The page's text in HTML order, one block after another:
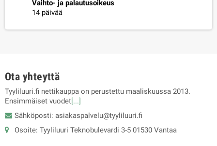
Vaihto- ja palautusoikeus
14 päivää
Ota yhteyttä
Tyyliluuri.fi nettikauppa on perustettu maaliskuussa 2013.
Ensimmäiset vuodet[...]
Sähköposti: asiakaspalvelu@tyyliluuri.fi
Osoite: Tyyliluuri Teknobulevardi 3-5 01530 Vantaa